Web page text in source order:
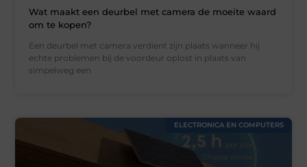
Wat maakt een deurbel met camera de moeite waard
om te kopen?
Een deurbel met camera verdient zijn plaats wanneer hij
echte problemen bij de voordeur oplost in plaats van
simpelweg een
ELECTRONICA EN COMPUTERS